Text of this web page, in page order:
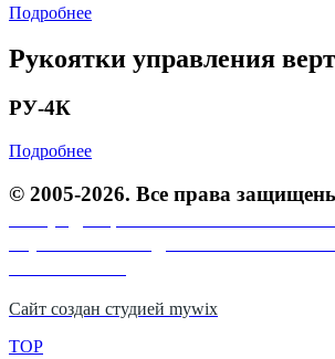
Подробнее
Рукоятки управления
РУ-4К
Подробнее
© 2005-2026. Все права
Сайт создан студией mywix
TOP